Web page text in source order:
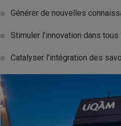
Générer de nouvelles
Stimuler l’innovation dans
Catalyser l’intégration des